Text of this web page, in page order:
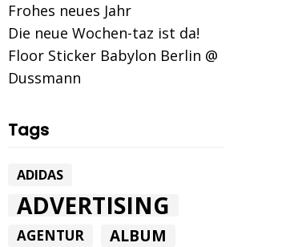
Frohes neues Jahr
Die neue Wochen-taz ist da!
Floor Sticker Babylon Berlin @
Dussmann
Tags
ADIDAS
ADVERTISING
AGENTUR ALBUM